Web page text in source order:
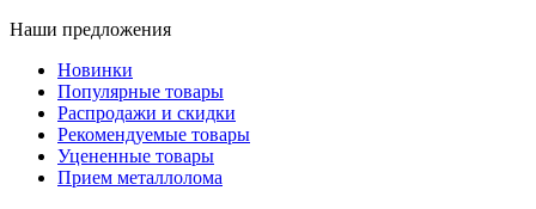
Наши предложения
Новинки
Популярные товары
Распродажи и скидки
Рекомендуемые товары
Уцененные товары
Прием металлолома